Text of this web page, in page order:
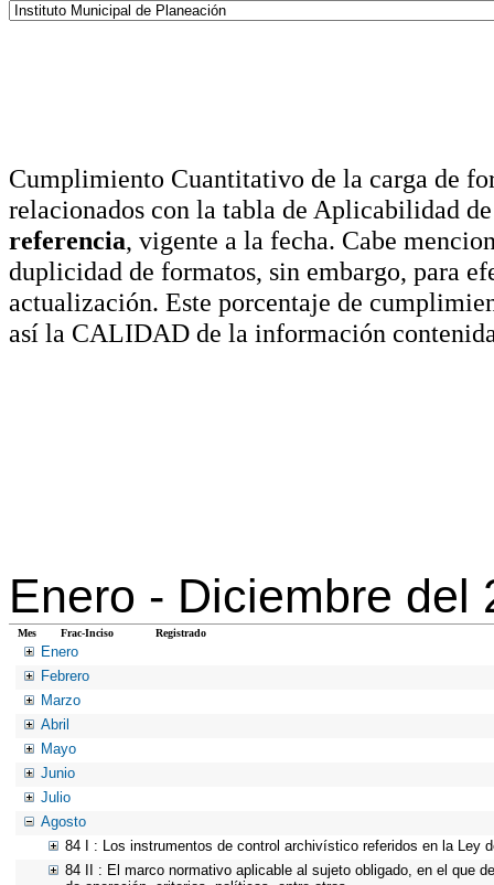
Cumplimiento Cuantitativo de la carga de
relacionados con la tabla de Aplicabilidad
referencia, vigente a la fecha. Cabe
duplicidad de formatos, sin embargo, para
actualización. Este porcentaje de
así la CALIDAD de la información
Enero - Diciembre del
Mes Frac-Inciso Registrado
Enero
Febrero
Marzo
Abril
Mayo
Junio
Julio
Agosto
84 I : Los instrumentos de control archivístico referidos en la Ley
84 II : El marco normativo aplicable al sujeto obligado, en el que